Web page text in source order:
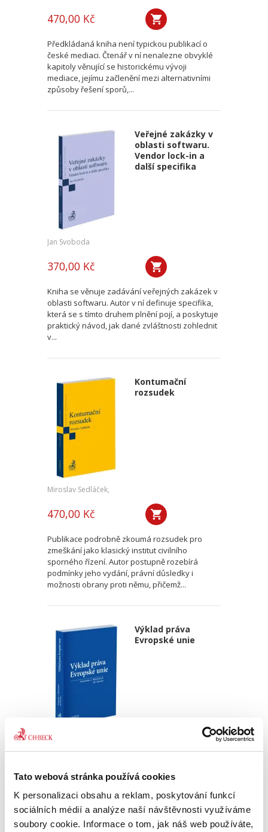
Tato webová stránka používá cookies
K personalizaci obsahu a reklam, poskytování funkcí
sociálních médií a analýze naší návštěvnosti využíváme
soubory cookie. Informace o tom, jak náš web používáte,
470,00 Kč
Předkládaná kniha není typickou publikací o
české mediaci. Čtenář v ní nenalezne obvyklé
kapitoly věnující se historickému vývoji
mediace, jejímu začlenění mezi alternativními
způsoby řešení sporů,...
Veřejné zakázky v
oblasti softwaru.
Vendor lock-in a
další specifika
Jan Svoboda
370,00 Kč
Kniha se věnuje zadávání veřejných zakázek v
oblasti softwaru. Autor v ní definuje specifika,
která se s tímto druhem plnění pojí, a poskytuje
praktický návod, jak dané zvláštnosti zohlednit
v...
Kontumační
rozsudek
Miroslav Sedláček,
470,00 Kč
Publikace podrobně zkoumá rozsudek pro
zmeškání jako klasický institut civilního
sporného řízení. Autor postupně rozebírá
podmínky jeho vydání, právní důsledky i
možnosti obrany proti němu, přičemž...
Výklad práva
Evropské unie
Alexander J. Bělohlávek
ovlivňuje bezmála všechna odvětví českého
právního řádu. Základem pro správný výklad
práva EU a porozumění korelaci mezi českým